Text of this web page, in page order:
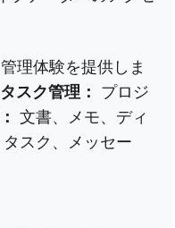
理体験を提供しま
タスク管理：
プロジ
文書、メモ、ディ
タスク、メッセー